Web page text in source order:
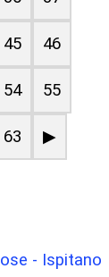
45 46
54 55
63 ▶
- Ispitano